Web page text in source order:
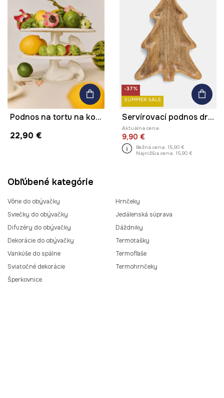
Podnos na tortu na koláče vyrobený z porcelánu
22,90 €
-37%
SUMMER SALE
Servírovací podnos drevený - vianočný stromček
Aktuálna cena:
9,90 €
Bežná cena: 15,90 €
Najnižšia cena: 15,90 €
Obľúbené kategórie
Vône do obývačky
Sviečky do obývačky
Difuzéry do obývačky
Dekorácie do obývačky
Vankúše do spálne
Sviatočné dekorácie
Šperkovnice
Hrnčeky
Jedálenská súprava
Dáždniky
Termotašky
Termofľaše
Termohrnčeky